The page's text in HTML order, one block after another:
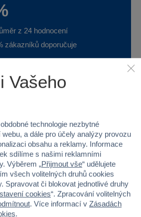
z 24 hodnocení
zákazníků doporučuje
s tímto zbožím?
a pomozte ostatním s výběrem.
malé
Vašeho
technologie nezbytné
a dále pro účely analýzy provozu
obsahu a reklamy. Informace
sdílíme s našimi reklamními
Výběrem „Přijmout vše“ udělujete
všech volitelných druhů cookies
Spravovat či blokovat jednotlivé druhy
cookies“. Zpracování volitelných
. Více informací v Zásadách
.